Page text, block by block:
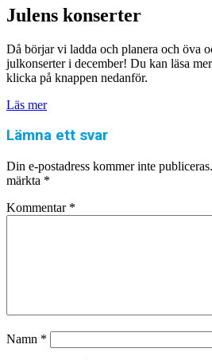
Julens konserter
Då börjar vi ladda och planera och öva
julkonserter i december! Du kan läsa
klicka på knappen nedanför.
Läs mer
Lämna ett svar
Din e-postadress kommer inte publiceras.
märkta *
Kommentar *
Namn *